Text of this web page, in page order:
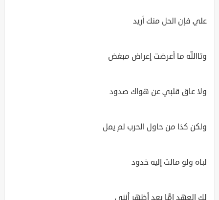
علي فإن الحل منك أريد
وتااللّه ما أعرضت إعراض مبغض
ولا عاق قلبي عن هواك صدود
ولكن كذا من حاول الحرب لم يمل
لباه ولو مالت إليه خدود
لك العهد إمَّا بعد أظهر أنني